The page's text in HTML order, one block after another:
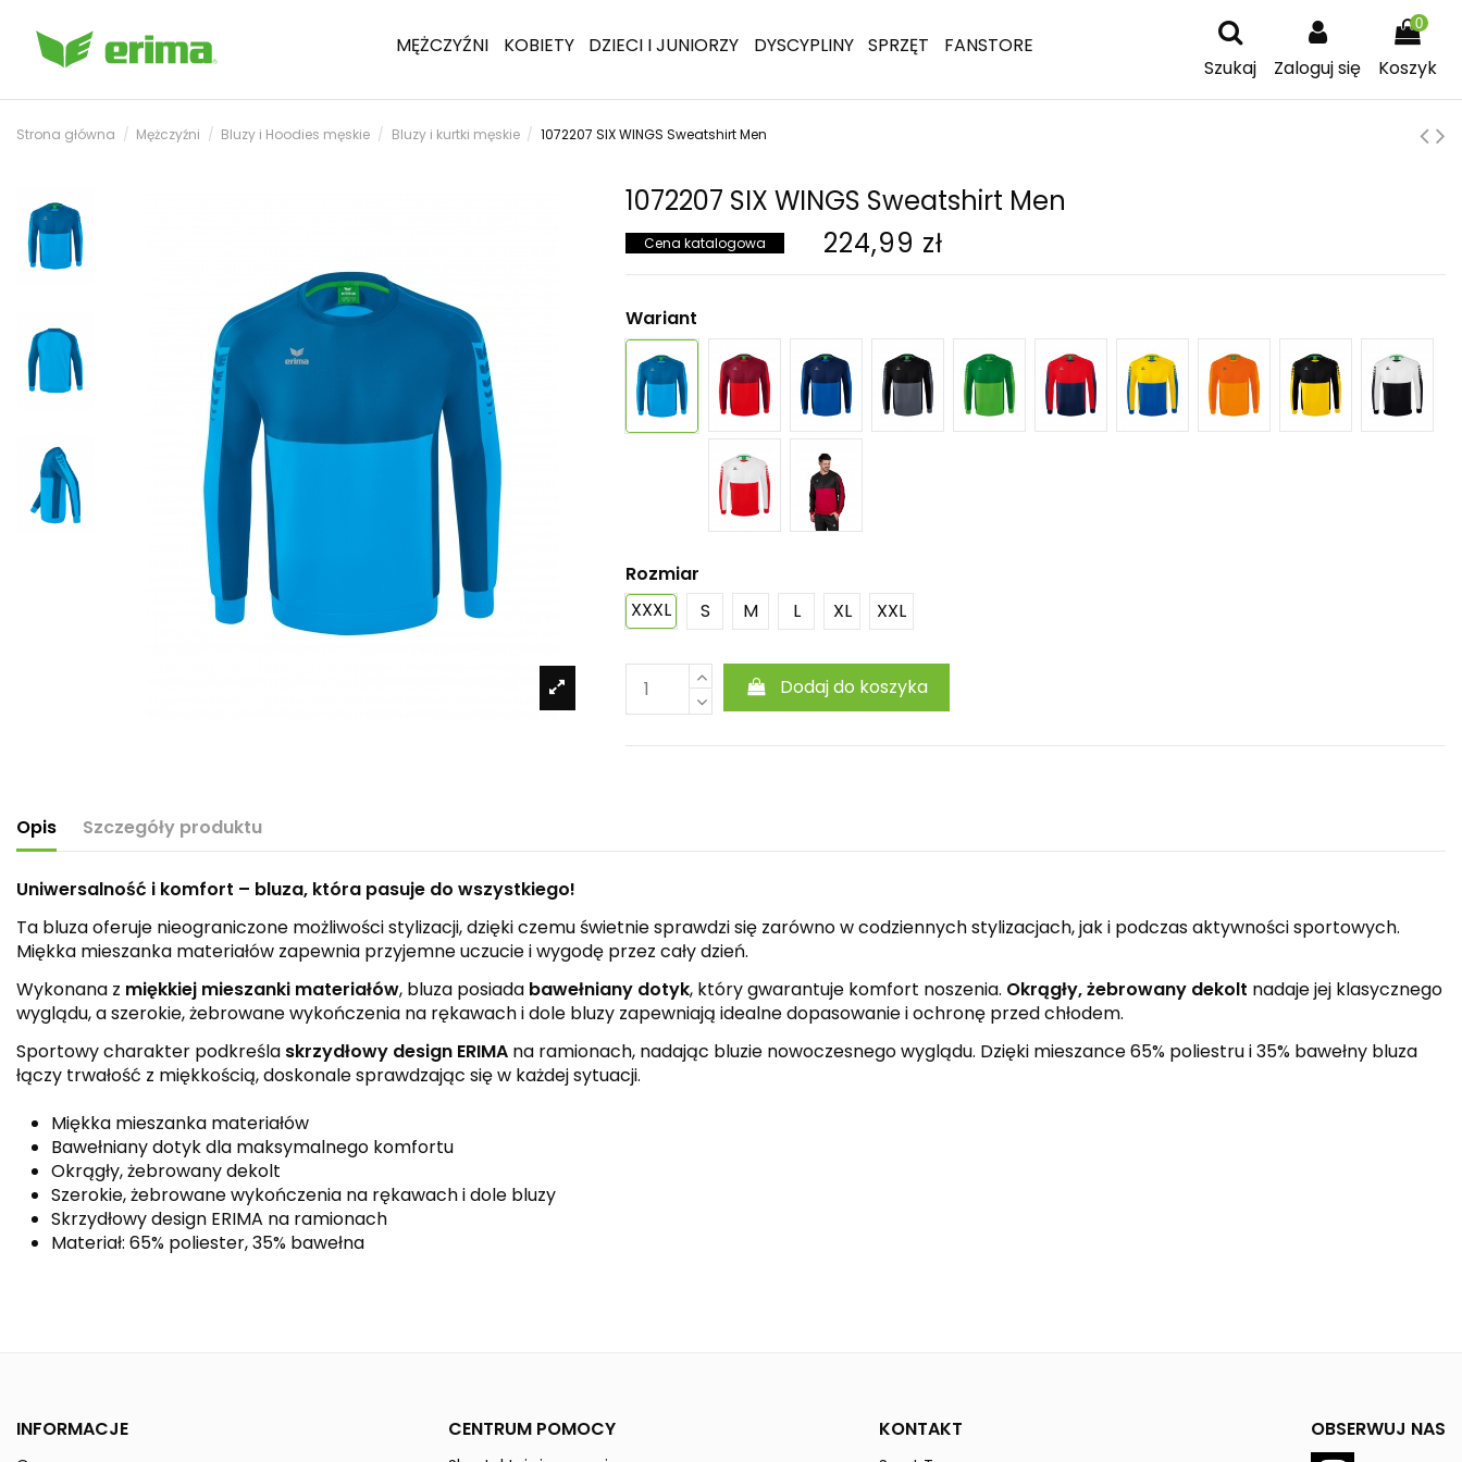
MĘŻCZYŹNI KOBIETY DZIECI I JUNIORZY DYSCYPLINY SPRZĘT
FANSTORE
Szukaj
Zaloguj się
0
Koszyk
Strona główna Mężczyźni Bluzy i Hoodies męskie Bluzy i kurtki męskie 1072207 SIX WINGS Sweatshirt Men
1072207 SIX WINGS Sweatshirt Men
Cena katalogowa 224,99 zł
Wariant
Rozmiar
XXXL
S M L XL XXL
Dodaj do koszyka
Opis Szczegóły produktu
Uniwersalność i komfort – bluza, która pasuje do wszystkiego!
Ta bluza oferuje nieograniczone możliwości stylizacji, dzięki czemu świetnie sprawdzi się zarówno w codziennych stylizacjach, jak i podczas aktywności sportowych.
Miękka mieszanka materiałów zapewnia przyjemne uczucie i wygodę przez cały dzień.
Wykonana z miękkiej mieszanki materiałów, bluza posiada bawełniany dotyk, który gwarantuje komfort noszenia. Okrągły, żebrowany dekolt nadaje jej klasycznego
wyglądu, a szerokie, żebrowane wykończenia na rękawach i dole bluzy zapewniają idealne dopasowanie i ochronę przed chłodem.
Sportowy charakter podkreśla skrzydłowy design ERIMA na ramionach, nadając bluzie nowoczesnego wyglądu. Dzięki mieszance 65% poliestru i 35% bawełny bluza
łączy trwałość z miękkością, doskonale sprawdzając się w każdej sytuacji.
Miękka mieszanka materiałów
Bawełniany dotyk dla maksymalnego komfortu
Okrągły, żebrowany dekolt
Szerokie, żebrowane wykończenia na rękawach i dole bluzy
Skrzydłowy design ERIMA na ramionach
Materiał: 65% poliester, 35% bawełna
INFORMACJE CENTRUM POMOCY KONTAKT OBSERWUJ NAS